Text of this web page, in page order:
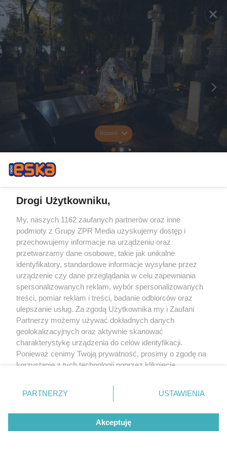
Rozwiń
Drogi Użytkowniku,
My, naszych 1162 zaufanych partnerów oraz inne
podmioty z Grupy ZPR Media uzyskujemy dostęp i
przechowujemy informacje na urządzeniu oraz
przetwarzamy dane osobowe, takie jak unikalne
identyfikatory, standardowe informacje wysyłane przez
urządzenie czy dane przeglądania w celu zapewniania
spersonalizowanych reklam, wybór spersonalizowanych
treści, pomiar reklam i treści, badanie odbiorców oraz
ulepszanie usług. Za zgodą Użytkownika my i Zaufani
Partnerzy możemy używać dokładnych danych
geolokalizacyjnych oraz aktywnie skanować
charakterystykę urządzenia do celów identyfikacji.
Ponieważ cenimy Twoją prywatność, prosimy o zgodę na
korzystanie z tych technologii poprzez kliknięcie
zmienić/wycofać klikając przycisk ustawień prywatności
znajdujący się w lewym dolnym rogu strony
rodzaje przetwarzania danych nie wymagają zgody
użytkownika, ale masz prawo sprzeciwić się takiemu
przetwarzaniu. Preferencje będą miały zastosowanie tylko
PARTNERZY USTAWIENIA
Akceptuję